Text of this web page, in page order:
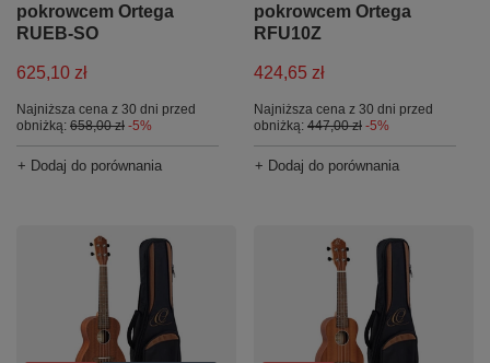
pokrowcem Ortega
RUEB-SO
625,10 zł
Najniższa cena z 30 dni przed
obniżką: 658,00 zł -5%
+ Dodaj do porównania
pokrowcem Ortega
RFU10Z
424,65 zł
Najniższa cena z 30 dni przed
obniżką: 447,00 zł -5%
+ Dodaj do porównania